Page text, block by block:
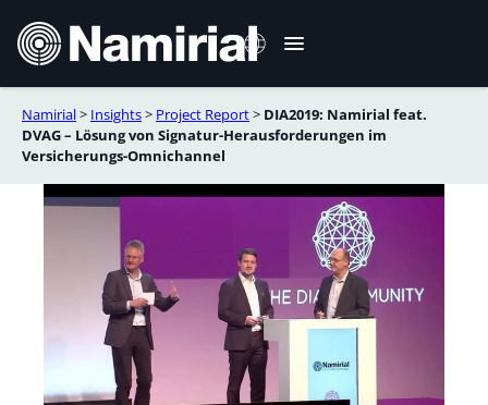
Inhalt
springen
Italiano
Français
Español
Română
Português
Namirial> Insights> Project Report> DIA2019: Namirial feat.
DVAG – Lösung von Signatur-Herausforderungen im
Versicherungs-Omnichannel